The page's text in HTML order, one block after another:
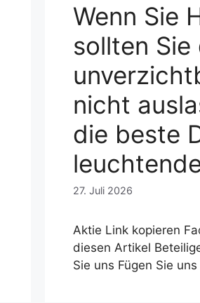
Wenn Sie
sollten Sie
nicht
die beste
27. Juli 2026
Aktie Link kopieren
diesen Artikel
Sie uns Fügen Sie